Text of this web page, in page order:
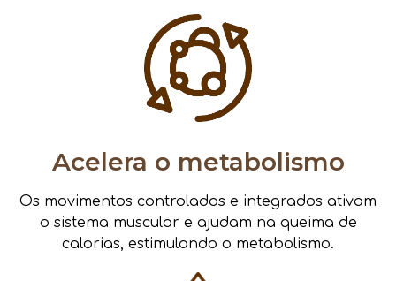
Acelera o metabolismo
Os movimentos controlados e integrados ativam
o sistema muscular e ajudam na queima de
calorias, estimulando o metabolismo.